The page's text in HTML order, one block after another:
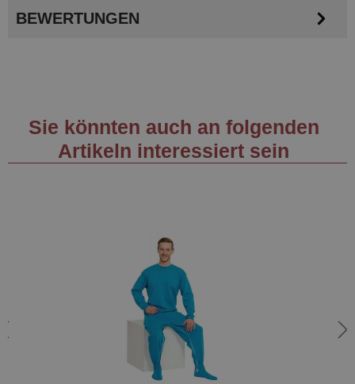
BEWERTUNGEN
Sie könnten auch an folgenden
Artikeln interessiert sein